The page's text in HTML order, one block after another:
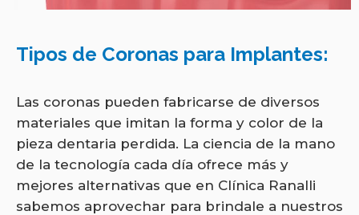
Tipos de Coronas para Implantes:
Las coronas pueden fabricarse de diversos
materiales que imitan la forma y color de la
pieza dentaria perdida. La ciencia de la mano
de la tecnología cada día ofrece más y
mejores alternativas que en Clínica Ranalli
sabemos aprovechar para brindale a nuestros